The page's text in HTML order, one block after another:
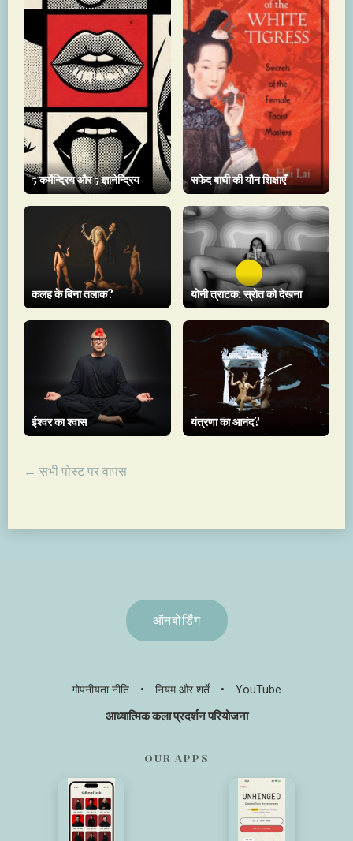
5 कर्मेन्द्रिय और 5 ज्ञानेन्द्रिय सफेद बाघी की यौन शिक्षाएँ
कलह के बिना तलाक? योनी त्राटक: स्रोत को देखना
ईश्वर का श्वास यंत्रणा का आनंद?
← सभी पोस्ट पर वापस
ऑनबोर्डिंग
गोपनीयता नीति • नियम और शर्तें • YouTube
आध्यात्मिक कला प्रदर्शन परियोजना
OUR APPS